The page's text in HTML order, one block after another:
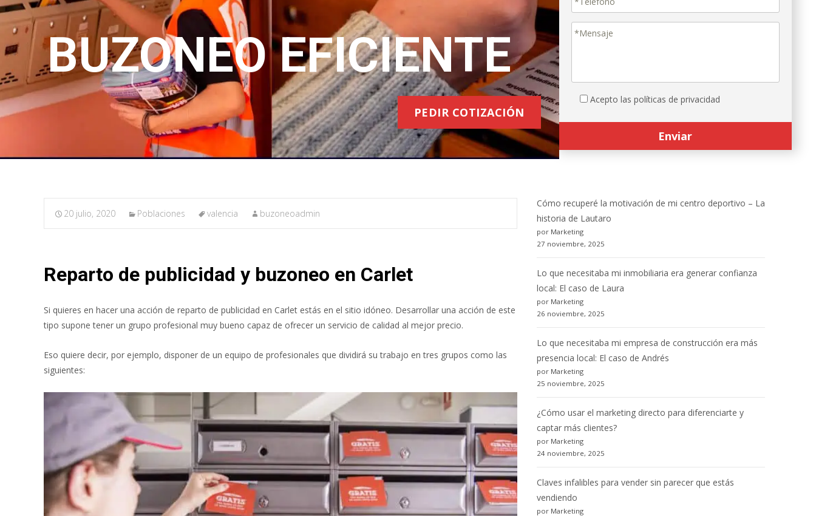
BUZONEO EFICIENTE
PEDIR COTIZACIÓN
Acepto las políticas de privacidad
20 julio, 2020 Poblaciones valencia buzoneoadmin
Reparto de publicidad y buzoneo en Carlet
Si quieres en hacer una acción de reparto de publicidad en Carlet estás en el sitio idóneo. Desarrollar una acción de este
tipo supone tener un grupo profesional muy bueno capaz de ofrecer un servicio de calidad al mejor precio.
Eso quiere decir, por ejemplo, disponer de un equipo de profesionales que dividirá su trabajo en tres grupos como las
siguientes:
Cómo recuperé la motivación de mi centro deportivo – La
historia de Lautaro
por Marketing
27 noviembre, 2025
Lo que necesitaba mi inmobiliaria era generar confianza
local: El caso de Laura
por Marketing
26 noviembre, 2025
Lo que necesitaba mi empresa de construcción era más
presencia local: El caso de Andrés
por Marketing
25 noviembre, 2025
¿Cómo usar el marketing directo para diferenciarte y
captar más clientes?
por Marketing
24 noviembre, 2025
Claves infalibles para vender sin parecer que estás
vendiendo
por Marketing